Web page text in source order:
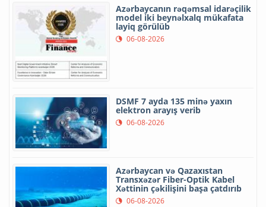
Azərbaycanın rəqəmsal idarəçilik
model iki beynəlxalq mükafata
layiq görülüb
06-08-2026
DSMF 7 ayda 135 minə yaxın
elektron arayış verib
06-08-2026
Azərbaycan və Qazaxıstan
Transxəzər Fiber-Optik Kabel
Xəttinin çəkilişini başa çatdırıb
06-08-2026